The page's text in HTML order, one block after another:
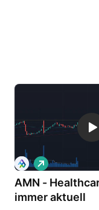
AMN -
immer aktuell
L
o
n